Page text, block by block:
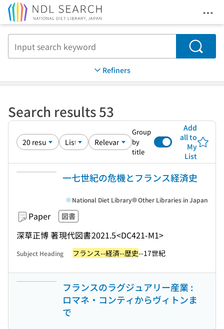
Search
Refiners
Search results 53
Group
by
title
Add
all to
My
List
一七世紀の危機とフランス経済史
Paper 図書
深草正博 著現代図書2021.5<DC421-M1>
National Diet Library Other Libraries in Japan
Subject Heading フランス--経済--歴史--17世紀
フランスのラグジュアリー産業 :
ロマネ・コンティからヴィトンま
で